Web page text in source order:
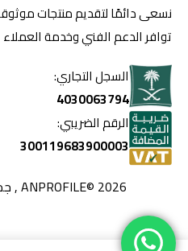
نسعى دائمًا لتقديم منتجات
توافر الدعم الفني وخدمة
السجل التجاري:
4030063794
الرقم الضريبي:
300119683900003
2026 ©ANPROFILE , جميع الحقوق محفوظة